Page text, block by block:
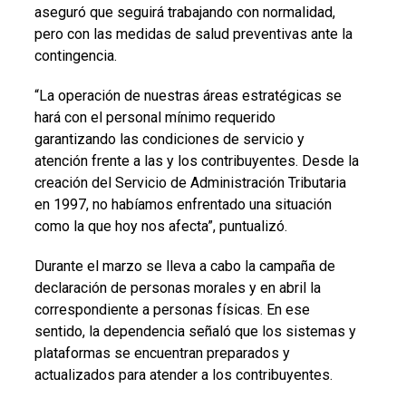
aseguró que seguirá trabajando con normalidad,
pero con las medidas de salud preventivas ante la
contingencia.
“La operación de nuestras áreas estratégicas se
hará con el personal mínimo requerido
garantizando las condiciones de servicio y
atención frente a las y los contribuyentes. Desde la
creación del Servicio de Administración Tributaria
en 1997, no habíamos enfrentado una situación
como la que hoy nos afecta”, puntualizó.
Durante el marzo se lleva a cabo la campaña de
declaración de personas morales y en abril la
correspondiente a personas físicas. En ese
sentido, la dependencia señaló que los sistemas y
plataformas se encuentran preparados y
actualizados para atender a los contribuyentes.